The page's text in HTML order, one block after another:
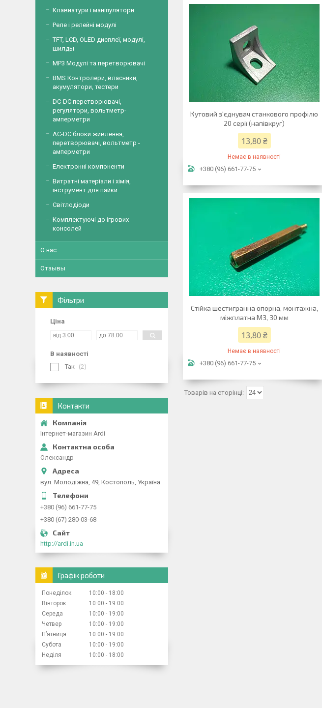
Кутовий з'єднувач станкового профілю
20 серії (напівкруг)
13,80 ₴
Немає в наявності
+380 (96) 661-77-75
Стійка шестигранна опорна, монтажна,
міжплатна М3, 30 мм
13,80 ₴
Немає в наявності
+380 (96) 661-77-75
Клавиатури і маніпулятори
Реле і релейні модулі
TFT, LCD, OLED дисплеї, модулі,
шилды
MP3 Модулі та перетворювачі
BMS Контролери, власники,
акумулятори, тестери
DC-DC перетворювачі,
регулятори, вольтметр-
амперметри
AC-DC блоки живлення,
перетворювачі, вольтметр -
амперметри
Електронні компоненти
Витратні матеріали і хімія,
інструмент для пайки
Світлодіоди
Комплектуючі до ігрових
консолей
О нас
Отзывы
Фільтри
Ціна
В наявності
Так
2
Контакти
Інтернет-магазин Ardi
Олександр
вул. Молодіжна, 49, Костополь, Україна
+380 (96) 661-77-75
+380 (67) 280-03-68
http://ardi.in.ua
Графік роботи
Понеділок 10:00
18:00
Вівторок
10:00
19:00
Середа
10:00
19:00
Четвер
10:00
19:00
Пʼятниця
10:00
19:00
Субота
10:00
19:00
Неділя
10:00 18:00